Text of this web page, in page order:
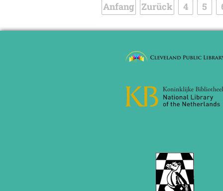
Anfang Zurück 4 5